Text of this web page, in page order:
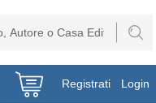
Registrati Login